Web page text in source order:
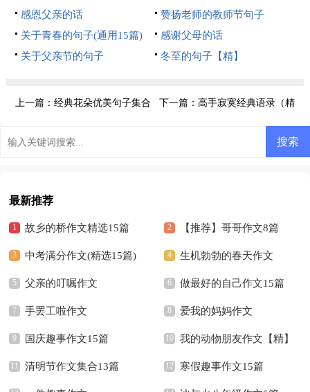
感恩父亲的话
赞扬老师的教师节句子
关于青春的句子(通用15篇)
感谢父母的话
关于父亲节的句子
冬至的句子【精】
上一篇： 经典花朵优美句子集合 下一篇：高手寂寞经典语录（精
选490句）
最新推荐
故乡的桥作文精选15篇 【推荐】哥哥作文8篇
中考满分作文(精选15篇) 生机勃勃的春天作文
父亲的叮嘱作文 做最好的自己作文15篇
手罢工啦作文 爱我的妈妈作文
国庆趣事作文15篇 我的动物朋友作文【精】
清明节作文集合13篇 寒假趣事作文15篇